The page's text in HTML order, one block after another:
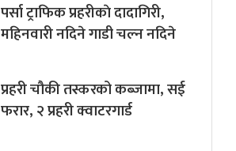
पर्सा ट्राफिक प्रहरीकाे दादागिरी,
महिनवारी नदिने गाडी चल्न नदिने
प्रहरी चौकी तस्करको कब्जामा, सई
फरार, २ प्रहरी क्वाटरगार्ड